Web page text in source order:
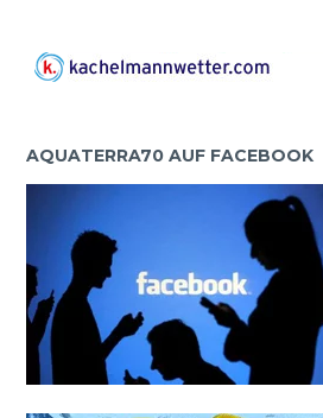
AQUATERRA70 AUF FACEBOOK